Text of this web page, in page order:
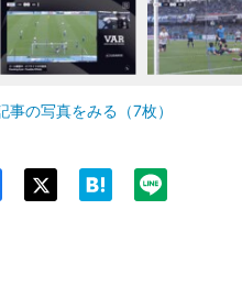
事の写真をみる（7枚）